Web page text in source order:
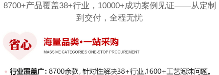
8700+产品覆盖38+行业，10000+成功案例见证——从定制
到交付，全程无忧